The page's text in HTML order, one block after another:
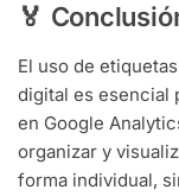
🏅
El uso de
digital es esencial
en Google
organizar y
forma individual,